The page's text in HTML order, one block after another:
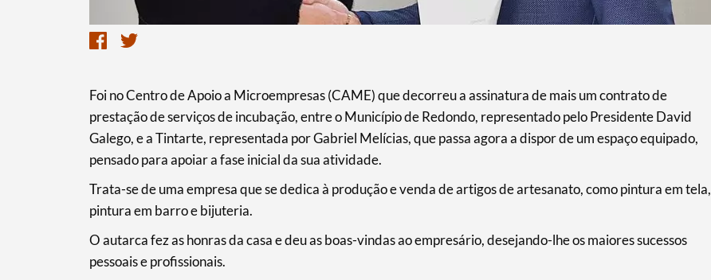
Foi no Centro de Apoio a Microempresas (CAME) que decorreu a assinatura de mais um contrato de
prestação de serviços de incubação, entre o Município de Redondo, representado pelo Presidente David
Galego, e a Tintarte, representada por Gabriel Melícias, que passa agora a dispor de um espaço equipado,
pensado para apoiar a fase inicial da sua atividade.
Trata-se de uma empresa que se dedica à produção e venda de artigos de artesanato, como pintura em tela,
pintura em barro e bijuteria.
O autarca fez as honras da casa e deu as boas-vindas ao empresário, desejando-lhe os maiores sucessos
pessoais e profissionais.